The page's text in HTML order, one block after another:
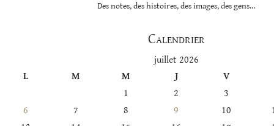
Des notes, des histoires, des images, des gens…
Calendrier
juillet 2026
L
M M J
V
1
2
3
6
7 8 9 10